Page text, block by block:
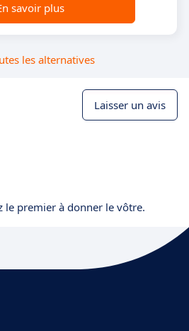
savoir plus
les alternatives
Laisser un avis
le premier à donner le vôtre.